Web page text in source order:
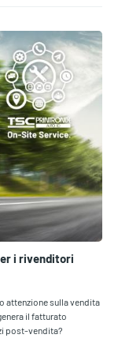
i rivenditori
attenzione sulla vendita
il fatturato
post-vendita?